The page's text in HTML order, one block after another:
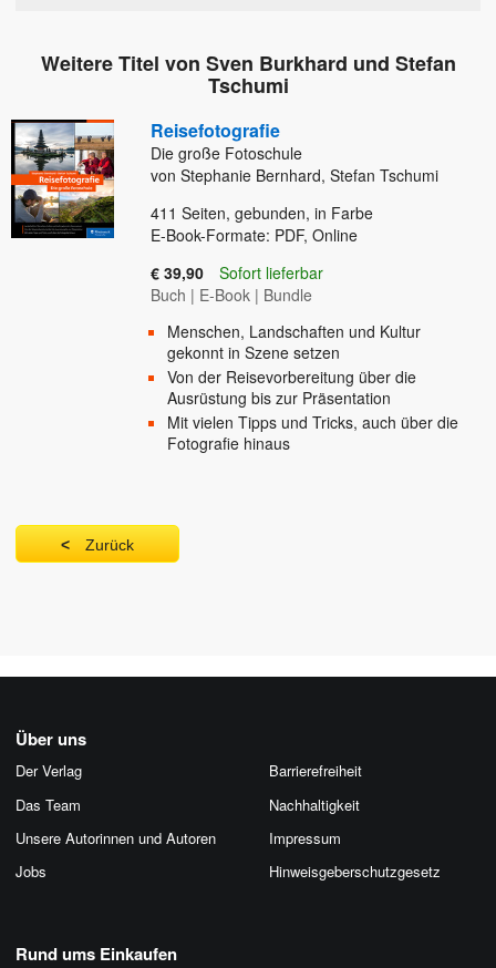
Weitere Titel von Sven Burkhard und Stefan
Tschumi
Reisefotografie
Die große Fotoschule
von Stephanie Bernhard, Stefan Tschumi
411 Seiten, gebunden, in Farbe
E-Book-Formate: PDF, Online
€ 39,90
Sofort lieferbar
Buch | E-Book | Bundle
Menschen, Landschaften und Kultur
gekonnt in Szene setzen
Von der Reisevorbereitung über die
Ausrüstung bis zur Präsentation
Mit vielen Tipps und Tricks, auch über die
Fotografie hinaus
Zurück
Über uns
Der Verlag
Das Team
Unsere Autorinnen und Autoren
Jobs
Barrierefreiheit
Nachhaltigkeit
Impressum
Hinweis­geber­schutz­gesetz
Rund ums Einkaufen